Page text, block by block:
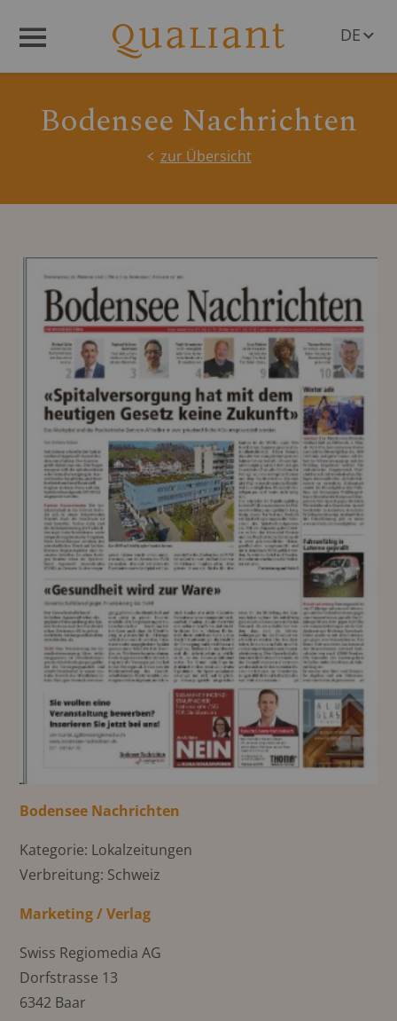
DE
Bodensee Nachrichten
zur Übersicht
Bodensee Nachrichten
Kategorie: Lokalzeitungen
Verbreitung: Schweiz
Marketing / Verlag
Swiss Regiomedia AG
Dorfstrasse 13
6342 Baar